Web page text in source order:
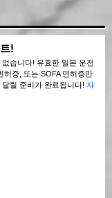
!
습니다! 유효한 일본 운전
허증, 또는 SOFA 면허증만
릴 준비가 완료됩니다! 자